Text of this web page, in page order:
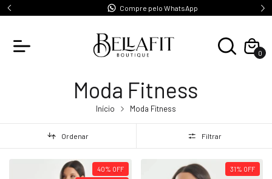
Compre pelo WhatsApp
0
Moda Fitness
Início Moda Fitness
Ordenar Filtrar
40% OFF
31% OFF